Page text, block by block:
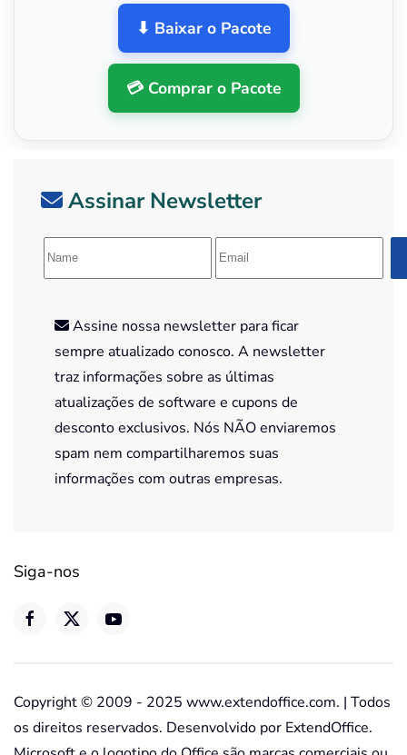
⬇ Baixar o Pacote
💳 Comprar o Pacote
Assinar Newsletter
Assine nossa newsletter para ficar
sempre atualizado conosco. A newsletter
traz informações sobre as últimas
atualizações de software e cupons de
desconto exclusivos. Nós NÃO enviaremos
spam nem compartilharemos suas
informações com outras empresas.
Siga-nos
Copyright © 2009 - 2025 www.extendoffice.com. | Todos
os direitos reservados. Desenvolvido por ExtendOffice.